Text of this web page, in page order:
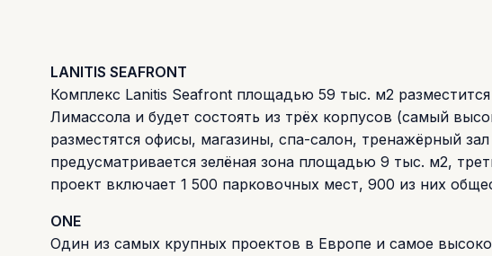
LANITIS SEAFRONT
Комплекс Lanitis Seafront площадью 59 тыс. м2
Лимассола и будет состоять из трёх корпусов (самый
разместятся офисы, магазины, спа-салон, тренажёрный
предусматривается зелёная зона площадью 9 тыс. м2,
проект включает 1 500 парковочных мест, 900 из них
ONE
Один из самых крупных проектов в Европе и самое